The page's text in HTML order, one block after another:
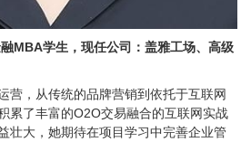
MBA学生，现任公司：盖雅工场、高级
营，从传统的品牌营销到依托于互联网
累了丰富的O2O交易融合的互联网实战
壮大，她期待在项目学习中完善企业管